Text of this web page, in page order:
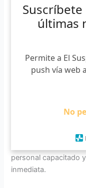
últimas
Permite a El
push vía web
No
Coincidió en que ya
enfermedad, aunque
Después de la
estar en
personal capacitado
inmediata.